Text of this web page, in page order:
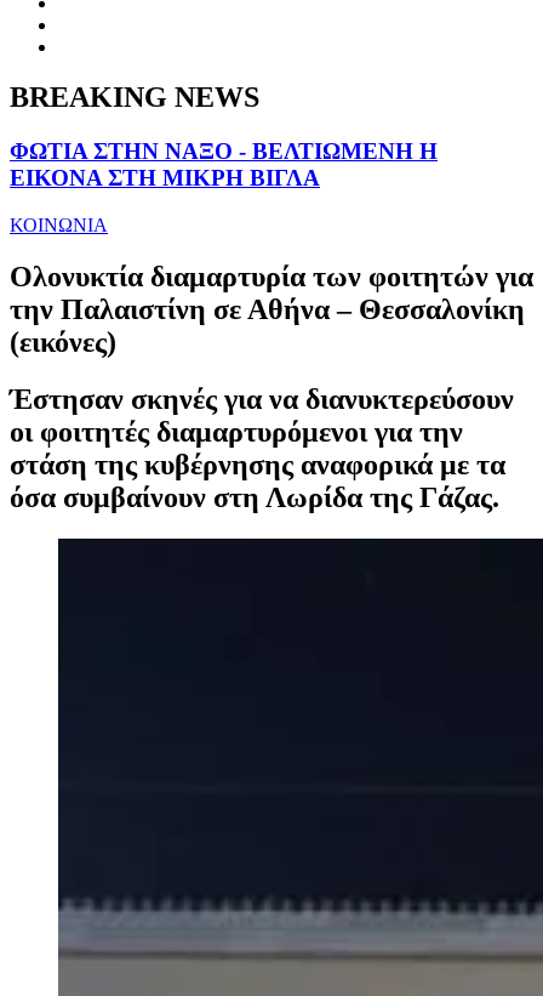
BREAKING NEWS
ΦΩΤΙΑ ΣΤΗΝ ΝΑΞΟ - ΒΕΛΤΙΩΜΕΝΗ Η
ΕΙΚΟΝΑ ΣΤΗ ΜΙΚΡΗ ΒΙΓΛΑ
ΚΟΙΝΩΝΙΑ
Ολονυκτία διαμαρτυρία των φοιτητών για
την Παλαιστίνη σε Αθήνα – Θεσσαλονίκη
(εικόνες)
Έστησαν σκηνές για να διανυκτερεύσουν
οι φοιτητές διαμαρτυρόμενοι για την
στάση της κυβέρνησης αναφορικά με τα
όσα συμβαίνουν στη Λωρίδα της Γάζας.